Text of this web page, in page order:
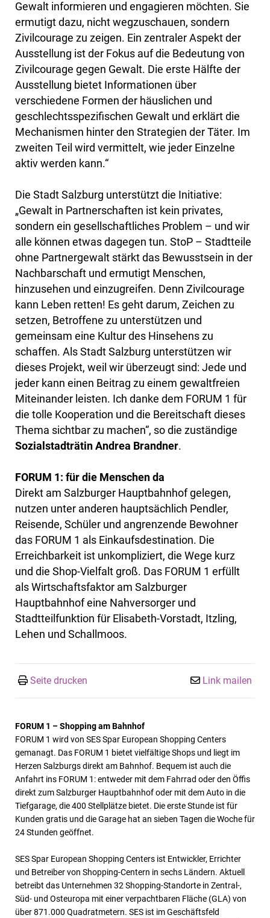
Gewalt informieren und engagieren möchten. Sie
ermutigt dazu, nicht wegzuschauen, sondern
Zivilcourage zu zeigen. Ein zentraler Aspekt der
Ausstellung ist der Fokus auf die Bedeutung von
Zivilcourage gegen Gewalt. Die erste Hälfte der
Ausstellung bietet Informationen über
verschiedene Formen der häuslichen und
geschlechtsspezifischen Gewalt und erklärt die
Mechanismen hinter den Strategien der Täter. Im
zweiten Teil wird vermittelt, wie jeder Einzelne
aktiv werden kann.“
Die Stadt Salzburg unterstützt die Initiative:
„Gewalt in Partnerschaften ist kein privates,
sondern ein gesellschaftliches Problem – und wir
alle können etwas dagegen tun. StoP – Stadtteile
ohne Partnergewalt stärkt das Bewusstsein in der
Nachbarschaft und ermutigt Menschen,
hinzusehen und einzugreifen. Denn Zivilcourage
kann Leben retten! Es geht darum, Zeichen zu
setzen, Betroffene zu unterstützen und
gemeinsam eine Kultur des Hinsehens zu
schaffen. Als Stadt Salzburg unterstützen wir
dieses Projekt, weil wir überzeugt sind: Jede und
jeder kann einen Beitrag zu einem gewaltfreien
Miteinander leisten. Ich danke dem FORUM 1 für
die tolle Kooperation und die Bereitschaft dieses
Thema sichtbar zu machen“, so die zuständige
Sozialstadträtin Andrea Brandner.
FORUM 1: für die Menschen da
Direkt am Salzburger Hauptbahnhof gelegen,
nutzen unter anderen hauptsächlich Pendler,
Reisende, Schüler und angrenzende Bewohner
das FORUM 1 als Einkaufsdestination. Die
Erreichbarkeit ist unkompliziert, die Wege kurz
und die Shop-Vielfalt groß. Das FORUM 1 erfüllt
als Wirtschaftsfaktor am Salzburger
Hauptbahnhof eine Nahversorger und
Stadtteilfunktion für Elisabeth-Vorstadt, Itzling,
Lehen und Schallmoos.
Seite drucken Link mailen
FORUM 1 – Shopping am Bahnhof
FORUM 1 wird von SES Spar European Shopping Centers
gemanagt. Das FORUM 1 bietet vielfältige Shops und liegt im
Herzen Salzburgs direkt am Bahnhof. Bequem ist auch die
Anfahrt ins FORUM 1: entweder mit dem Fahrrad oder den Öffis
direkt zum Salzburger Hauptbahnhof oder mit dem Auto in die
Tiefgarage, die 400 Stellplätze bietet. Die erste Stunde ist für
Kunden gratis und die Garage hat an sieben Tagen die Woche für
24 Stunden geöffnet.
SES Spar European Shopping Centers ist Entwickler, Errichter
und Betreiber von Shopping-Centern in sechs Ländern. Aktuell
betreibt das Unternehmen 32 Shopping-Standorte in Zentral-,
Süd- und Osteuropa mit einer verpachtbaren Fläche (GLA) von
über 871.000 Quadratmetern. SES ist im Geschäftsfeld